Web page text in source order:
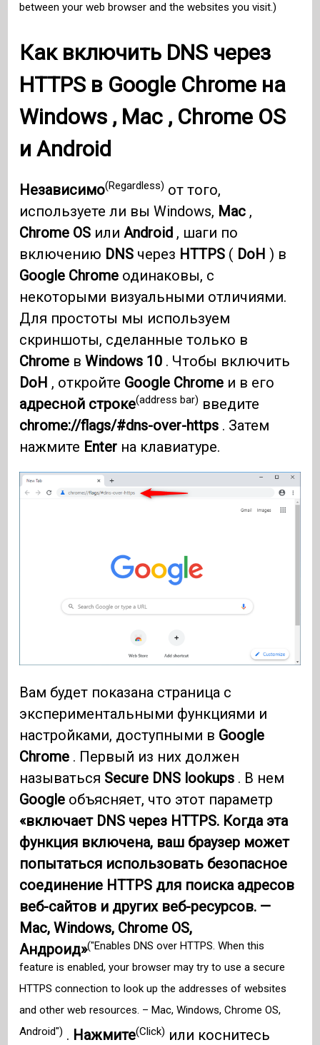
between your web browser and the websites you visit.)
Как включить DNS через
HTTPS в Google Chrome на
Windows , Mac , Chrome OS
иAndroid
Независимо(Regardless) от того,
используете ли вы Windows, Mac ,
Chrome OS или Android , шаги по
включению DNS через HTTPS ( DoH ) в
Google Chrome одинаковы, с
некоторыми визуальными отличиями.
Для простоты мы используем
скриншоты, сделанные только в
Chrome вWindows 10 . Чтобы включить
DoH , откройте Google Chrome и в его
адресной строке(address bar) введите
chrome://flags/#dns-over-https . Затем
нажмите Enter на клавиатуре.
Вам будет показана страница с
экспериментальными функциями и
настройками, доступными в Google
Chrome . Первый из них должен
называться Secure DNS lookups . В нем
Google объясняет, что этот параметр
«включает DNS через HTTPS. Когда эта
функция включена, ваш браузер может
попытаться использовать безопасное
соединение HTTPS для поиска адресов
веб-сайтов и других веб-ресурсов. —
Mac, Windows, Chrome OS,
Андроид»("Enables DNS over HTTPS. When this
feature is enabled, your browser may try to use a secure
HTTPS connection to look up the addresses of websites
and other web resources. – Mac, Windows, Chrome OS,
Android") . Нажмите(Click) или коснитесь